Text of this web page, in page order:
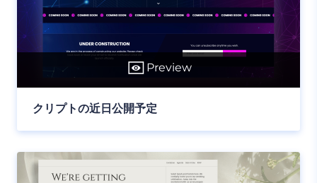
Preview
クリプトの近日公開予定